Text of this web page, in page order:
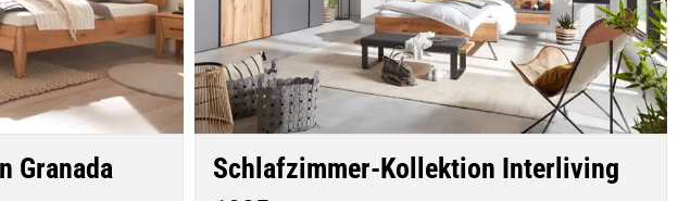
Granada
Schlafzimmer-Kollektion Interliving